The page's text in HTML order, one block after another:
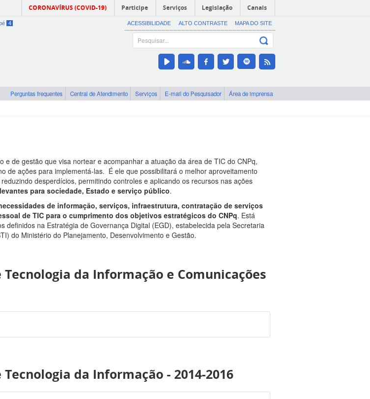
CORONAVÍRUS (COVID-19) Participe Serviços Legislação Canais
4 ACESSIBILIDADE ALTO CONTRASTE MAPA DO SITE
Perguntas frequentes Central de Atendimento Serviços E-mail do Pesquisador Área de imprensa
e de gestão que visa nortear e acompanhar a atuação da área de TIC do CNPq,
de ações para implementá-las. É ele que possibilitará o melhor aproveitamento
desperdícios, permitindo controles e aplicando os recursos nas ações
para sociedade, Estado e serviço público.
de informação, serviços, infraestrutura, contratação de serviços
de TIC para o cumprimento dos objetivos estratégicos do CNPq. Está
definidos na Estratégia de Governança Digital (EGD), estabelecida pela Secretaria
do Ministério do Planejamento, Desenvolvimento e Gestão.
da Informação e Comunicações
da Informação - 2014-2016